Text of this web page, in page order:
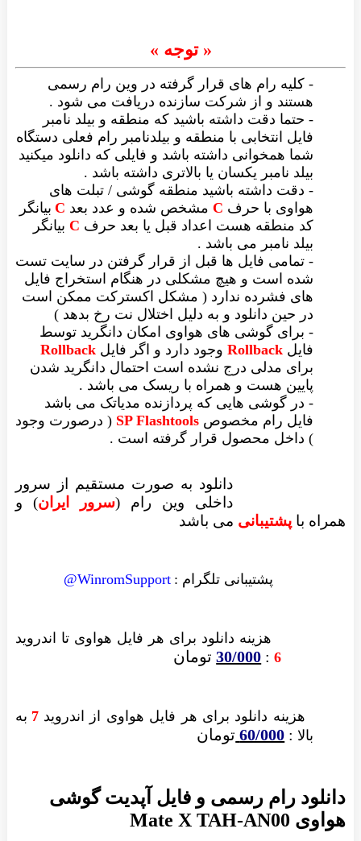
« توجه »
- کلیه رام های قرار گرفته در وین رام رسمی
هستند و از شرکت سازنده دریافت می شود .
- حتما دقت داشته باشید که منطقه و بیلد نامبر
فایل انتخابی با منطقه و بیلدنامبر رام فعلی دستگاه
شما همخوانی داشته باشد و فایلی که دانلود میکنید
بیلد نامبر یکسان یا بالاتری داشته باشد .
- دقت داشته باشید منطقه گوشی / تبلت های
هواوی با حرف C مشخص شده و عدد بعد C بیانگر
کد منطقه هست اعداد قبل یا بعد حرف Cبیانگر
بیلد نامبر می باشد .
- تمامی فایل ها قبل از قرار گرفتن در سایت تست
شده است و هیچ مشکلی در هنگام استخراج فایل
های فشرده ندارد ( مشکل اکسترکت ممکن است
در حین دانلود و به دلیل اختلال نت رخ بدهد )
- برای گوشی های هواوی امکان دانگرید توسط
فایل Rollbackوجود دارد و اگر فایل Rollback
برای مدلی درج نشده است احتمال دانگرید شدن
پایین هست و همراه با ریسک می باشد .
- در گوشی هایی که پردازنده مدیاتک می باشد
فایل رام مخصوص SP Flashtools ( درصورت وجود
) داخل محصول قرار گرفته است .
دانلود به صورت مستقیم از سرور
داخلی وین رام (سرور ایران) و
همراه با پشتیبانی می باشد
پشتیبانی تلگرام : WinromSupport@
هزینه دانلود برای هر فایل هواوی تا اندروید
6
:
30/000تومان
هزینه دانلود برای هر فایل هواوی از اندروید7 به
بالا :
60/000 تومان
دانلود رام رسمی و فایل آپدیت گوشی
هواوی Mate X TAH-AN00